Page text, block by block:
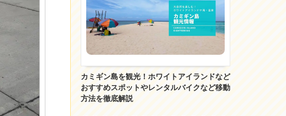
カミギン島を観光！ホワイトアイランドなど
おすすめスポットやレンタルバイクなど移動
方法を徹底解説